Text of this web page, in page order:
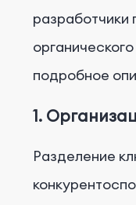
разработчики
подробное
1.
Разделение